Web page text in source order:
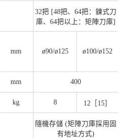
32把 [48把、64把：鍊式刀
庫、64把以上：矩陣刀庫]
mm ø90/ø125 ø100/ø152
mm 400
kg 8 12［15］
隨機存儲 (矩陣刀庫採用固
有地址方式)